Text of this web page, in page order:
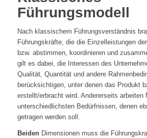
Führungsmodell
Nach klassischem Führungsverständnis
Führungskräfte, die die Einzelleistungen
bzw. abstimmen, koordinieren und
gilt es dabei, die Interessen des
Qualität, Quantität und andere
berücksichtigen, unter denen das Produkt
erstellt/erbracht wird. Andererseits arbeiten
unterschiedlichsten Bedürfnissen, denen
getragen werden soll.
BeidenDimensionen muss die